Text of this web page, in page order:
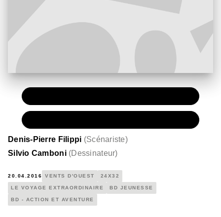
Denis-Pierre Filippi (Scénariste)
Silvio Camboni (Dessinateur)
20.04.2016 VENTS D'OUEST 24X32
LE VOYAGE EXTRAORDINAIRE BD JEUNESSE
BD - ACTION ET AVENTURE